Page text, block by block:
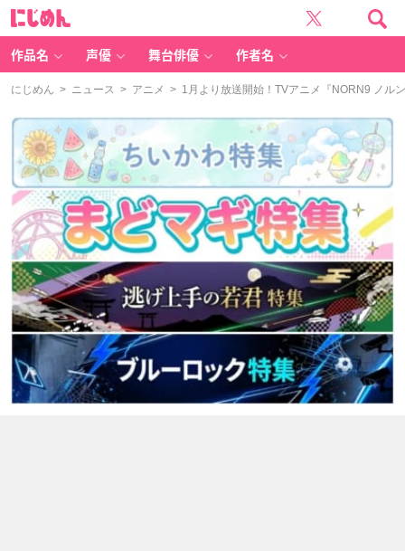
作品名 声優 舞台俳優 作者名
にじめん > ニュース > アニメ > 1月より放送開始！TVアニメ『NORN9 ノル